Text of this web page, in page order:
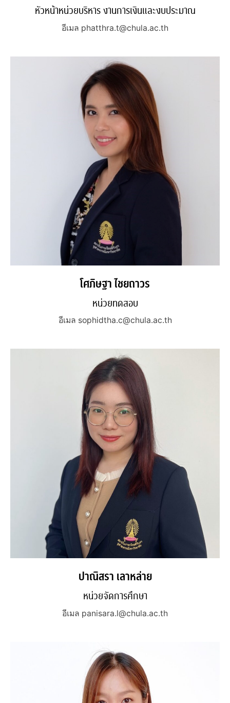
หัวหน้าหน่วยบริหาร งานการเงินและงบประมาณ
อีเมล phatthra.t@chula.ac.th
โศภิษฐา ไชยถาวร
หน่วยทดสอบ
อีเมล sophidtha.c@chula.ac.th
ปาณิสรา เลาหล่าย
หน่วยจัดการศึกษา
อีเมล panisara.l@chula.ac.th